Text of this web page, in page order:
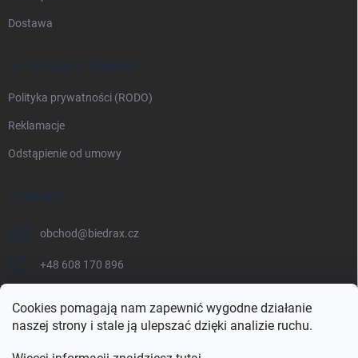
Cookies pomagają nam zapewnić wygodne działanie
naszej strony i stale ją ulepszać dzięki analizie ruchu.
Dostawa
INFORMACJE PRAWNE
Polityka prywatności (RODO)
Reklamacje
Odstąpienie od umowy
KONTAKT
obchod@biedrax.cz
+48 608 170 896